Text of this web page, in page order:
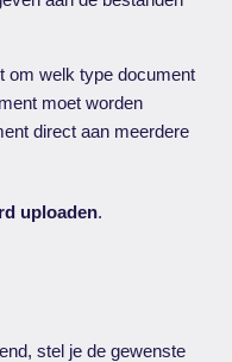
om welk type document
moet worden
direct aan meerdere
uploaden.
stel je de gewenste